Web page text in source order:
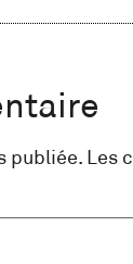
publiée. Les